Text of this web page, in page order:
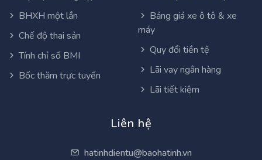
BHXH một lần
Chế độ thai sản
Tính chỉ số BMI
Bốc thăm trực tuyến
Bảng giá xe ô tô & xe
máy
Quy đổi tiền tệ
Lãi vay ngân hàng
Lãi tiết kiệm
Liên hệ
hatinhdientu@baohatinh.vn